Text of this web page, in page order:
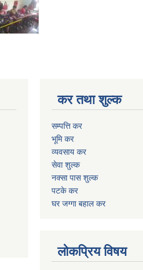
कर तथा शुल्क
सम्पत्ति कर
भूमि कर
व्यवसाय कर
सेवा शुल्क
नक्सा पास शुल्क
पटके कर
घर जग्गा बहाल कर
लोकप्रिय विषय